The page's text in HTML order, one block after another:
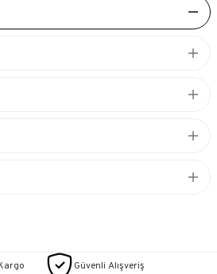
Güvenli Alışveriş